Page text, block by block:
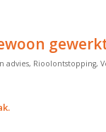
advies, Rioolontstopping,